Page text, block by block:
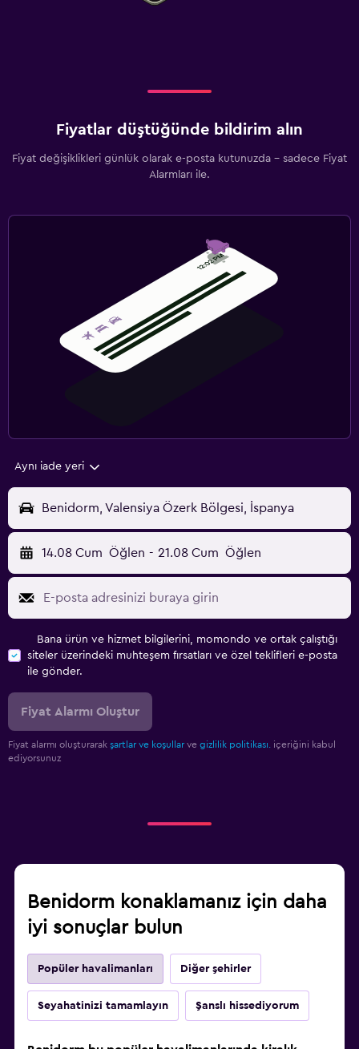
Fiyatlar düştüğünde bildirim alın
Fiyat değişiklikleri günlük olarak e-posta kutunuzda - sadece Fiyat
Alarmları ile.
Aynı iade yeri
Benidorm, Valensiya Özerk Bölgesi, İspanya
14.08 Cum Öğlen - 21.08 Cum Öğlen
Bana ürün ve hizmet bilgilerini, momondo ve ortak çalıştığı
siteler üzerindeki muhteşem fırsatları ve özel teklifleri e-posta
ile gönder.
Fiyat Alarmı Oluştur
Fiyat alarmı oluşturarak şartlar ve koşullar ve gizlilik politikası. içeriğini kabul
ediyorsunuz
Benidorm konaklamanız için daha
iyi sonuçlar bulun
Popüler havalimanları Diğer şehirler
Seyahatinizi tamamlayın Şanslı hissediyorum